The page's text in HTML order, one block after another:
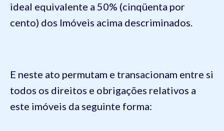
ideal equivalente a 50% (cinqüenta por
cento) dos Imóveis acima descriminados.
E neste ato permutam e transacionam entre si
todos os direitos e obrigações relativos a
este imóveis da seguinte forma: